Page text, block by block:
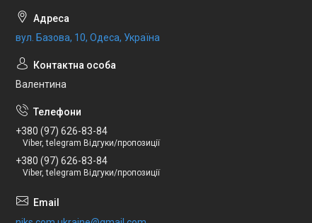
вул. Базова, 10, Одеса, Україна
Валентина
+380 (97) 626-83-84
Viber, telegram Відгуки/пропозиції
+380 (97) 626-83-84
Viber, telegram Відгуки/пропозиції